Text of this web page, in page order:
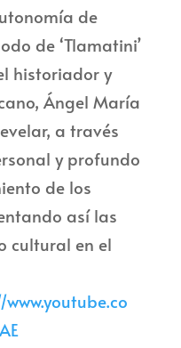
de
de ‘Tlamatini’
historiador y
Ángel María
a través
y profundo
de los
así las
cultural en el